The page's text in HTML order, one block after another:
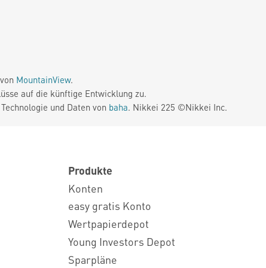
MountainView.
auf die künftige Entwicklung zu.
und Daten von baha. Nikkei 225 ©Nikkei Inc.
Produkte
Konten
easy gratis Konto
Wertpapierdepot
Young Investors Depot
Sparpläne